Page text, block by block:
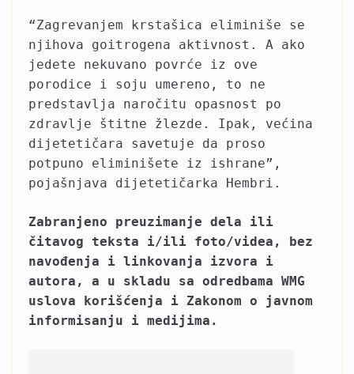
“Zagrevanjem krstašica eliminiše se
njihova goitrogena aktivnost. A ako
jedete nekuvano povrće iz ove
porodice i soju umereno, to ne
predstavlja naročitu opasnost po
zdravlje štitne žlezde. Ipak, većina
dijetetičara savetuje da proso
potpuno eliminišete iz ishrane”,
pojašnjava dijetetičarka Hembri.
Zabranjeno preuzimanje dela ili
čitavog teksta i/ili foto/videa, bez
navođenja i linkovanja izvora i
autora, a u skladu sa odredbama WMG
uslova korišćenja i Zakonom o javnom
informisanju i medijima.